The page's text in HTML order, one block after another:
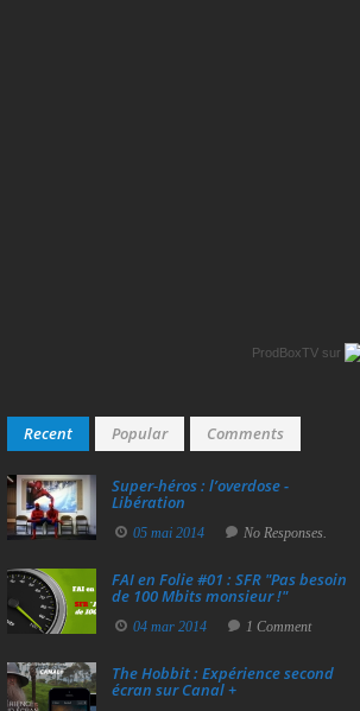
ProdBoxTV sur
Recent Popular Comments
Super‑héros : l’overdose -
Libération
05 mai 2014 No Responses.
FAI en Folie #01 : SFR "Pas besoin
de 100 Mbits monsieur !"
04 mar 2014 1 Comment
The Hobbit : Expérience second
écran sur Canal +